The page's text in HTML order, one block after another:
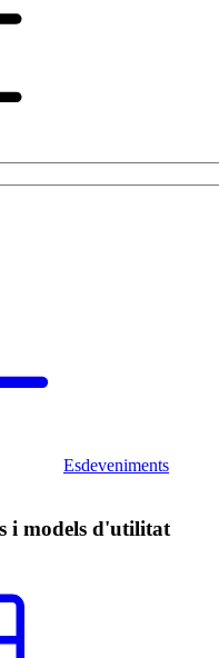
Esdeveniments
i models d'utilitat